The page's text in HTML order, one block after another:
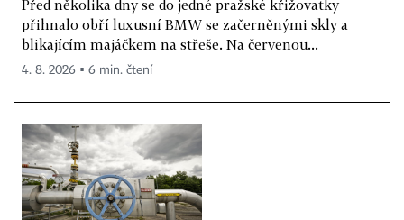
Před několika dny se do jedné pražské křižovatky
přihnalo obří luxusní BMW se začerněnými skly a
blikajícím majáčkem na střeše. Na červenou...
4. 8. 2026 ▪ 6 min. čtení